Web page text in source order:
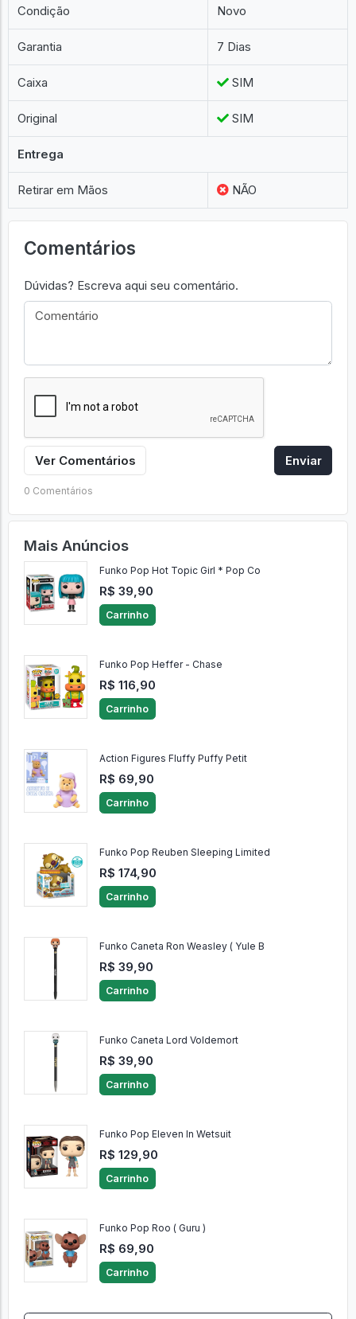
Condição Novo
Garantia 7 Dias
Caixa SIM
Original SIM
Entrega
Retirar em Mãos NÃO
Comentários
Dúvidas? Escreva aqui seu comentário.
Ver Comentários Enviar
0 Comentários
Mais Anúncios
Funko Pop Hot Topic Girl * Pop Co
R$ 39,90
Carrinho
Funko Pop Heffer - Chase
R$ 116,90
Carrinho
Action Figures Fluffy Puffy Petit
R$ 69,90
Carrinho
Funko Pop Reuben Sleeping Limited
R$ 174,90
Carrinho
Funko Caneta Ron Weasley ( Yule B
R$ 39,90
Carrinho
Funko Caneta Lord Voldemort
R$ 39,90
Carrinho
Funko Pop Eleven In Wetsuit
R$ 129,90
Carrinho
Funko Pop Roo ( Guru )
R$ 69,90
Carrinho